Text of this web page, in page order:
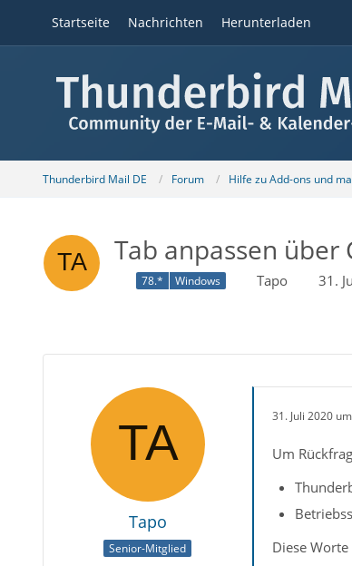
Startseite Nachrichten Herunterladen
Thunderbird Mail DE Forum Hilfe zu Add-ons und
Tab anpassen über
78.* Windows Tapo 31.
Tapo
Senior-Mitglied
31. Juli 2020
Um
Diese